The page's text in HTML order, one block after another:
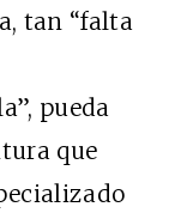
tan “falta
pueda
que